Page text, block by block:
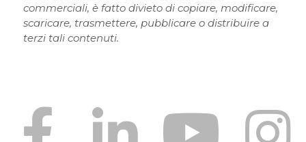
commerciali, è fatto divieto di copiare, modificare,
scaricare, trasmettere, pubblicare o distribuire a
terzi tali contenuti.